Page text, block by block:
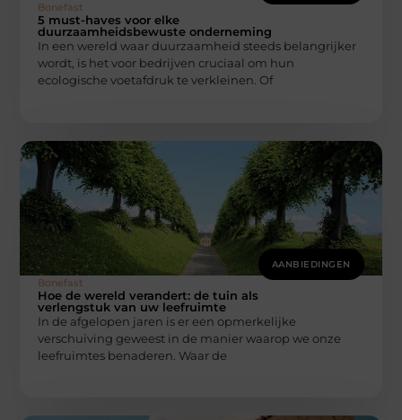
Bonefast
5 must-haves voor elke
duurzaamheidsbewuste onderneming
In een wereld waar duurzaamheid steeds belangrijker
wordt, is het voor bedrijven cruciaal om hun
ecologische voetafdruk te verkleinen. Of
AANBIEDINGEN
Bonefast
Hoe de wereld verandert: de tuin als
verlengstuk van uw leefruimte
In de afgelopen jaren is er een opmerkelijke
verschuiving geweest in de manier waarop we onze
leefruimtes benaderen. Waar de